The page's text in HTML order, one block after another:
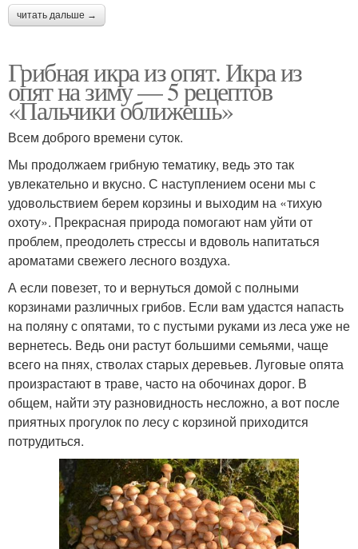
читать дальше →
Грибная икра из опят. Икра из
опят на зиму — 5 рецептов
«Пальчики оближешь»
Всем доброго времени суток.
Мы продолжаем грибную тематику, ведь это так
увлекательно и вкусно. С наступлением осени мы с
удовольствием берем корзины и выходим на «тихую
охоту». Прекрасная природа помогают нам уйти от
проблем, преодолеть стрессы и вдоволь напитаться
ароматами свежего лесного воздуха.
А если повезет, то и вернуться домой с полными
корзинами различных грибов. Если вам удастся напасть
на поляну с опятами, то с пустыми руками из леса уже не
вернетесь. Ведь они растут большими семьями, чаще
всего на пнях, стволах старых деревьев. Луговые опята
произрастают в траве, часто на обочинах дорог. В
общем, найти эту разновидность несложно, а вот после
приятных прогулок по лесу с корзиной приходится
потрудиться.